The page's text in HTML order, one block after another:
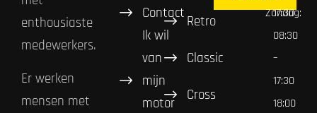
enthousiaste
medewerkers.
Er werken
mensen met
Contact
Ik wil
van
mijn
motor
Retro
Classic
Cross
Zondag:
17:30
08:30
–
17:30
18:00